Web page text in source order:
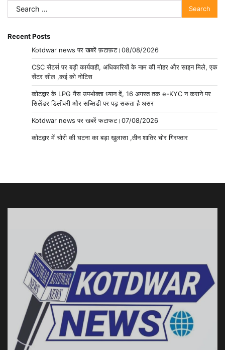
Search
for:
Recent Posts
Kotdwar news पर खबरें फ़टाफ़ट।08/08/2026
CSC सेंटर्स पर बड़ी कार्यवाही, अधिकारियों के नाम की मोहर और साइन मिले, एक
सेंटर सील ,कई को नोटिस
कोटद्वार के LPG गैस उपभोक्ता ध्यान दें, 16 अगस्त तक e-KYC न कराने पर
सिलेंडर डिलीवरी और सब्सिडी पर पड़ सकता है असर
Kotdwar news पर खबरें फटाफट।07/08/2026
कोटद्वार में चोरी की घटना का बड़ा खुलासा ,तीन शातिर चोर गिरफ्तार